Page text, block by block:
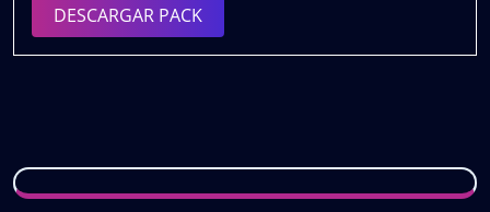
GRATIS
DESCARGAR PACKDESCARGAR
PACK